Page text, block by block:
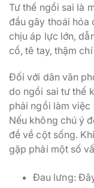
Tư thế ngồi sai là
đầu gây thoái hóa
chịu áp lực lớn,
cổ, tê tay, thậm
Đối với dân văn
do ngồi sai tư thế
phải ngồi làm việc
Nếu không chú ý
đề về cột sống.
gặp phải một số
Đau lưng: